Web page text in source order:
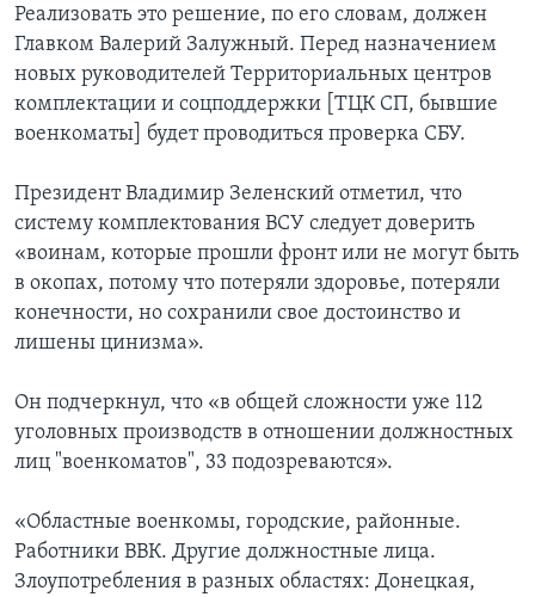
Реализовать это решение, по его словам, должен
Главком Валерий Залужный. Перед назначением
новых руководителей Территориальных центров
комплектации и соцподдержки [ТЦК СП, бывшие
военкоматы] будет проводиться проверка СБУ.
Президент Владимир Зеленский отметил, что
систему комплектования ВСУ следует доверить
«воинам, которые прошли фронт или не могут быть
в окопах, потому что потеряли здоровье, потеряли
конечности, но сохранили свое достоинство и
лишены цинизма».
Он подчеркнул, что «в общей сложности уже 112
уголовных производств в отношении должностных
лиц "военкоматов", 33 подозреваются».
«Областные военкомы, городские, районные.
Работники ВВК. Другие должностные лица.
Злоупотребления в разных областях: Донецкая,